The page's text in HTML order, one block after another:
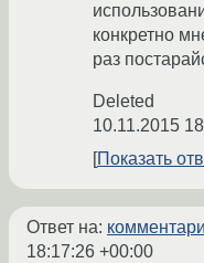
конкретно
раз
Deleted
10.11.2015
Показать
Ответ на:
18:17:26 +00:00